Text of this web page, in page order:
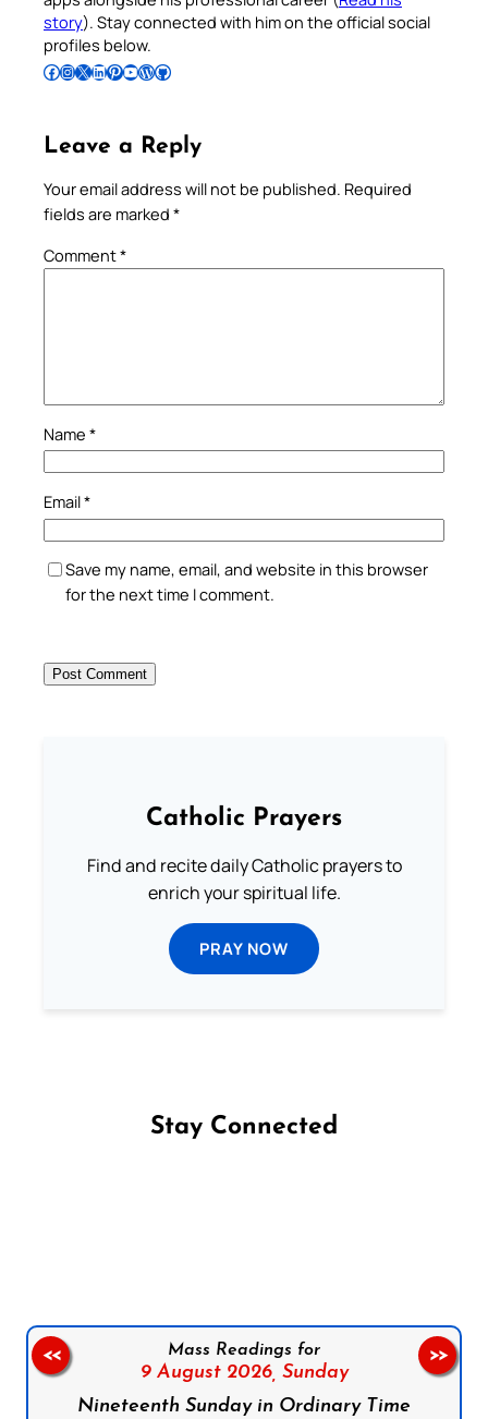
story). Stay connected with him on the official social
profiles below.
Follow Pradeep on Facebook Follow Pradeep on InstagramFollow Pradeep on X Follow Pradeep on LinkedIn Follow Pradeep on Pinterest Subscribe to Pradeep’s Youtube Channel Follow Pradeep on WordPress Follow Pradeep on GitHub
Leave a Reply
Your email address will not be published. Required
fields are marked *
Comment*
Name *
Email*
Save my name, email, and website in this browser
for the next time I comment.
Catholic Prayers
Find and recite daily Catholic prayers to
enrich your spiritual life.
PRAY NOW
Stay Connected
Mass Readings for
9 August 2026, Sunday
Nineteenth Sunday in Ordinary Time
<< >>